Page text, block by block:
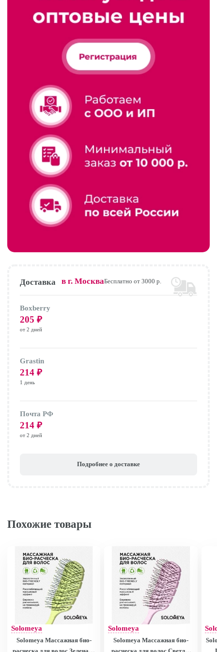
Доставка в г. МоскваБесплатно от 3000 р.
Boxberry
205 ₽
от 2 дней
Grastin
214 ₽
1 день
Почта РФ
214 ₽
от 2 дней
Подробнее о доставке
Похожие товары
Solomeya
Solomeya Массажная био-
Solomeya
Solomeya Массажная био-